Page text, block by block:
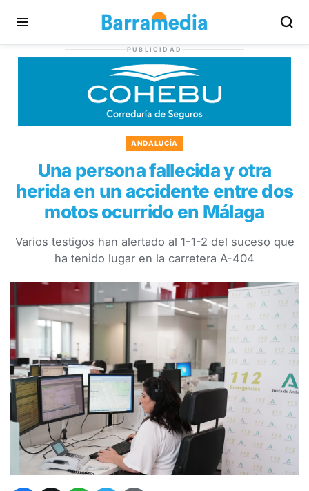
PUBLICIDAD
ANDALUCÍA
Una persona fallecida y otra
herida en un accidente entre dos
motos ocurrido en Málaga
Varios testigos han alertado al 1-1-2 del suceso que
ha tenido lugar en la carretera A-404